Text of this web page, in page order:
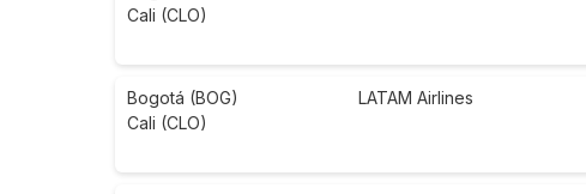
Cali (CLO)
Bogotá (BOG)
Cali (CLO)
LATAM Airlines